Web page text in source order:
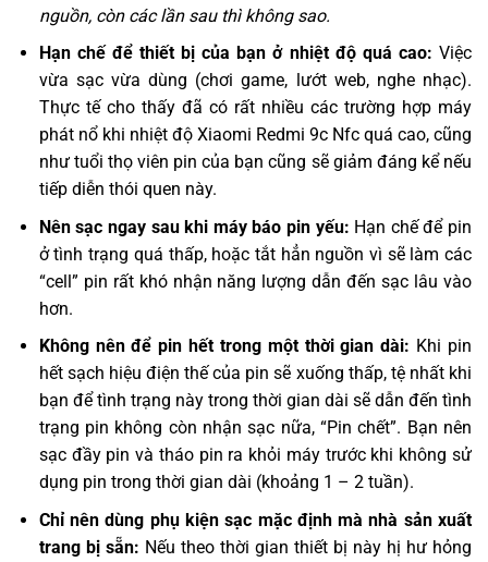
nguồn, còn các lần sau thì không sao.
Hạn chế để thiết bị của bạn ở nhiệt độ quá cao: Việc
vừa sạc vừa dùng (chơi game, lướt web, nghe nhạc).
Thực tế cho thấy đã có rất nhiều các trường hợp máy
phát nổ khi nhiệt độ Xiaomi Redmi 9c Nfc quá cao, cũng
như tuổi thọ viên pin của bạn cũng sẽ giảm đáng kể nếu
tiếp diễn thói quen này.
Nên sạc ngay sau khi máy báo pin yếu: Hạn chế để pin
ở tình trạng quá thấp, hoặc tắt hẳn nguồn vì sẽ làm các
“cell” pin rất khó nhận năng lượng dẫn đến sạc lâu vào
hơn.
Không nên để pin hết trong một thời gian dài: Khi pin
hết sạch hiệu điện thế của pin sẽ xuống thấp, tệ nhất khi
bạn để tình trạng này trong thời gian dài sẽ dẫn đến tình
trạng pin không còn nhận sạc nữa, “Pin chết”. Bạn nên
sạc đầy pin và tháo pin ra khỏi máy trước khi không sử
dụng pin trong thời gian dài (khoảng 1 – 2 tuần).
Chỉ nên dùng phụ kiện sạc mặc định mà nhà sản xuất
trang bị sẵn: Nếu theo thời gian thiết bị này hị hư hỏng